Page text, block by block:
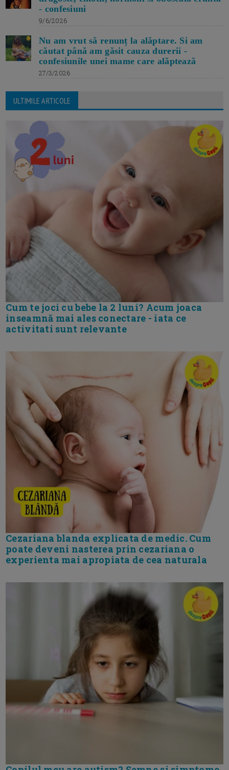
- confesiuni
9/6/2026
Nu am vrut să renunț la alăptare. Si am
căutat până am găsit cauza durerii -
confesiunile unei mame care alăptează
27/3/2026
ULTIMILE ARTICOLE
Cum te joci cu bebe la 2 luni? Acum joaca
inseamnă mai ales conectare - iata ce
activitati sunt relevante
Cezariana blanda explicata de medic. Cum
poate deveni nasterea prin cezariana o
experienta mai apropiata de cea naturala